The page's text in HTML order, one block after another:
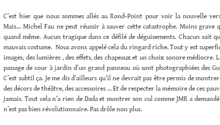
C’est hier que nous sommes allés au Rond-Point pour voir la nouvelle
Mais… Michel Fau ne peut réussir à sauver cette catastrophe. Moins grave
quand même. Aucun tragique dans ce défilé de déguisements. Chacun sait
mauvais costume. Nous avons appelé cela du ringard riche. Tout y est
images, des lumières , des effets, des chapeaux et un choix sonore médiocre.
passage de cour à jardin d’un grand panneau où sont photographiées des
C’est subtil ça. Je me dis d’ailleurs qu’il ne devrait pas être permis de
des décors de théâtre, des accessoires … Et de respecter la mémoire de ces
jamais. Tout cela n’a rien de Dada et montrer son cul comme JMR a
n’est pas bien révolutionnaire. Pas drôle non plus.